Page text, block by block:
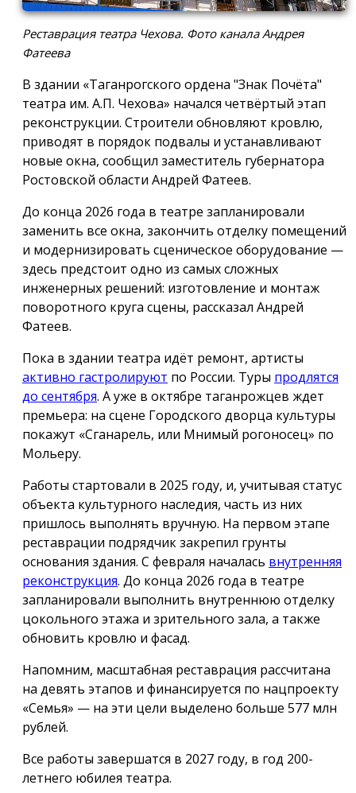
Реставрация театра Чехова. Фото канала Андрея
Фатеева
В здании «Таганрогского ордена "Знак Почёта"
театра им. А.П. Чехова» начался четвёртый этап
реконструкции. Строители обновляют кровлю,
приводят в порядок подвалы и устанавливают
новые окна, сообщил заместитель губернатора
Ростовской области Андрей Фатеев.
До конца 2026 года в театре запланировали
заменить все окна, закончить отделку помещений
и модернизировать сценическое оборудование —
здесь предстоит одно из самых сложных
инженерных решений: изготовление и монтаж
поворотного круга сцены, рассказал Андрей
Фатеев.
Пока в здании театра идёт ремонт, артисты
активно гастролируют по России. Туры продлятся
до сентября. А уже в октябре таганрожцев ждет
премьера: на сцене Городского дворца культуры
покажут «Сганарель, или Мнимый рогоносец» по
Мольеру.
Работы стартовали в 2025 году, и, учитывая статус
объекта культурного наследия, часть из них
пришлось выполнять вручную. На первом этапе
реставрации подрядчик закрепил грунты
основания здания. С февраля началась внутренняя
реконструкция. До конца 2026 года в театре
запланировали выполнить внутреннюю отделку
цокольного этажа и зрительного зала, а также
обновить кровлю и фасад.
Напомним, масштабная реставрация рассчитана
на девять этапов и финансируется по нацпроекту
«Семья» — на эти цели выделено больше 577 млн
рублей.
Все работы завершатся в 2027 году, в год 200-
летнего юбилея театра.